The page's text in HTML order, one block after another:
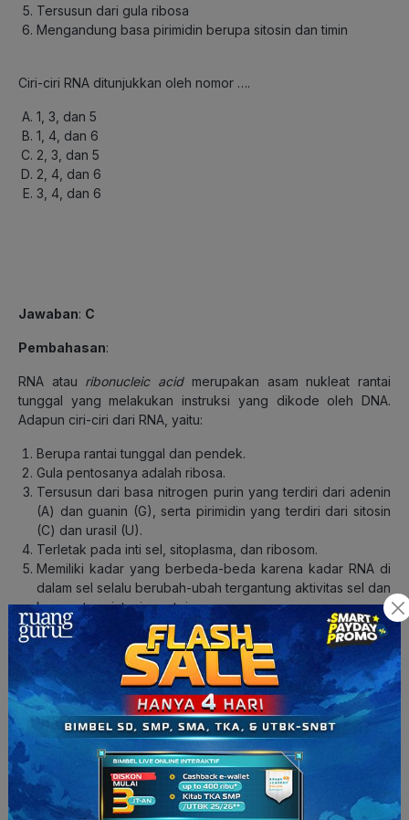
Tersusun dari gula ribosa
Mengandung basa pirimidin berupa sitosin dan timin
Ciri-ciri RNA ditunjukkan oleh nomor ….
1, 3, dan 5
1, 4, dan 6
2, 3, dan 5
2, 4, dan 6
3, 4, dan 6
Jawaban: C
Pembahasan:
RNA atau ribonucleic acidmerupakan asam nukleat rantai
tunggal yang melakukan instruksi yang dikode oleh DNA.
Adapun ciri-ciri dari RNA, yaitu:
Berupa rantai tunggal dan pendek.
Gula pentosanya adalah ribosa.
Tersusun dari basa nitrogen purin yang terdiri dari adenin
(A) dan guanin (G), serta pirimidin yang terdiri dari sitosin
(C) dan urasil (U).
Terletak pada inti sel, sitoplasma, dan ribosom.
Memiliki kadar yang berbeda-beda karena kadar RNA di
dalam sel selalu berubah-ubah tergantung aktivitas sel dan
kecepatan sintesis protein.
Berdasarkan penjelasan di atas, dapat kita simpulkan bahwa
ciri-ciri RNA yang tepat ditunjukan oleh nomor 2, 3, dan 5.
Dengan demikian, pilihan jawaban yang tepat adalah C.